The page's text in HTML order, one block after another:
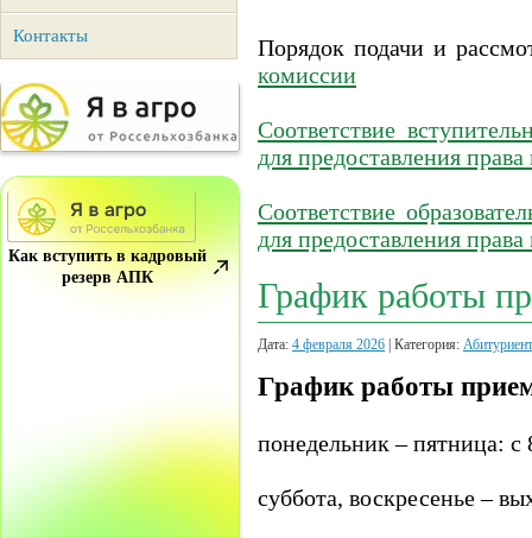
Контакты
Как вступить в кадровый
резерв АПК
Порядок подачи и
комиссии
Соответствие
для предоставления
Соответствие
для предоставления
График работы
Дата: 4 февраля 2026 | Категория:
График работы
понедельник – пятница: с
суббота, воскресенье –